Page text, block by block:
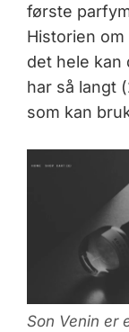
første
Historien
det hele kan
har så langt
som kan
Son Venin er